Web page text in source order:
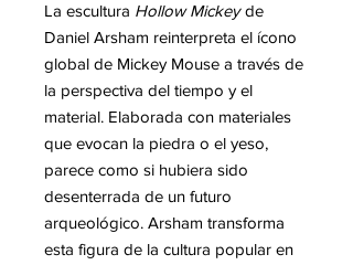
La escultura Hollow Mickeyde
Daniel Arsham reinterpreta el ícono
global de Mickey Mouse a través de
la perspectiva del tiempo y el
material. Elaborada con materiales
que evocan la piedra o el yeso,
parece como si hubiera sido
desenterrada de un futuro
arqueológico. Arsham transforma
esta figura de la cultura popular en